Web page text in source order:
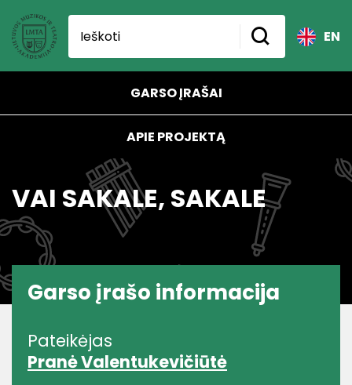
EN
GARSO ĮRAŠAI
APIE PROJEKTĄ
VAI SAKALE, SAKALE
Garso įrašo informacija
Pateikėjas
Pranė Valentukevičiūtė